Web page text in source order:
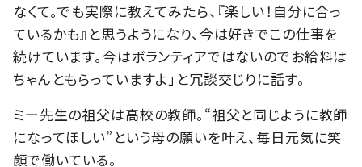
なくて。でも実際に教えてみたら、『楽しい！自分に合っ
ているかも』と思うようになり、今は好きでこの仕事を
続けています。今はボランティアではないのでお給料は
ちゃんともらっていますよ」と冗談交じりに話す。
ミー先生の祖父は高校の教師。“祖父と同じように教師
になってほしい”という母の願いを叶え、毎日元気に笑
顔で働いている。